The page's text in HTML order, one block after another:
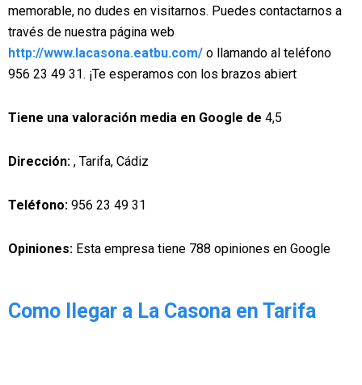
memorable, no dudes en visitarnos. Puedes contactarnos a
través de nuestra página web
http://www.lacasona.eatbu.com/ o llamando al teléfono
956 23 49 31. ¡Te esperamos con los brazos abiert
Tiene una valoración media en Google de 4,5
Dirección: , Tarifa, Cádiz
Teléfono: 956 23 49 31
Opiniones: Esta empresa tiene 788 opiniones en Google
Como llegar a La Casona en Tarifa